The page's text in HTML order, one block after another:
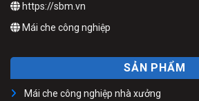
https://sbm.vn
Mái che công nghiệp
SẢN PHẨM
Mái che công nghiệp nhà xưởng